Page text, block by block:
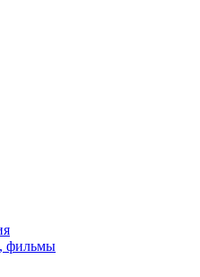
фильмы